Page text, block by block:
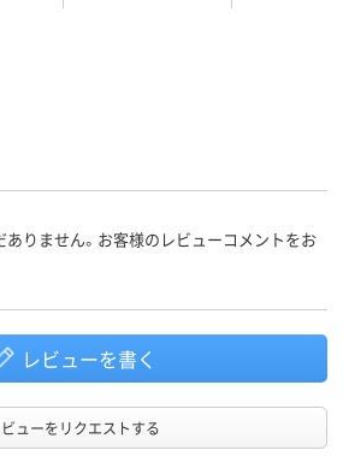
りません。お客様のレビューコメントをお
レビューを書く
ビューをリクエストする